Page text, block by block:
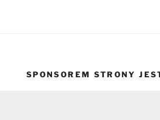
SPONSOREM STRONY